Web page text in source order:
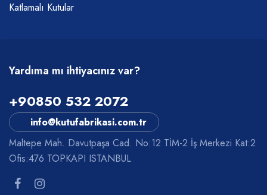
Katlamalı Kutular
Yardıma mı ihtiyacınız var?
+90850 532 2072
info@kutufabrikasi.com.tr
Maltepe Mah. Davutpaşa Cad. No:12 TİM-2 İş Merkezi Kat:2
Ofis:476 TOPKAPI ISTANBUL